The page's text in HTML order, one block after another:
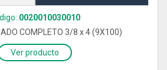
0020010030010
COMPLETO 3/8 x 4 (9X100)
Ver producto